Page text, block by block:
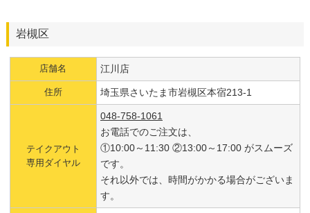
岩槻区
店舗名 江川店
住所 埼玉県さいたま市岩槻区本宿213-1
テイクアウト
専用ダイヤル
048-758-1061
お電話でのご注文は、
①10:00～11:30 ②13:00～17:00 がスムーズ
です。
それ以外では、時間がかかる場合がございま
す。